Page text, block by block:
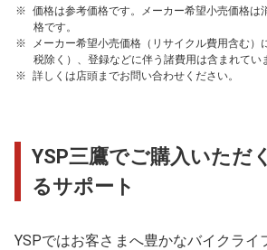
価格は参考価格です。メーカー希望小売価格は
格です。
メーカー希望小売価格（リサイクル費用含む）
税除く）、登録などに伴う諸費用は含まれてい
詳しくは店頭までお問い合わせください。
YSP三鷹でご購入いただ
るサポート
YSPではお客さまへ豊かなバイクライ